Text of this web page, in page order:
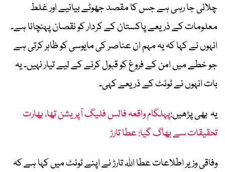
چلائی جا رہی ہے جس کا مقصد جھوٹے بیانیے اور غلط
معلومات کے ذریعے پاکستان کے کردار کو نقصان پہنچانا ہے۔
انہوں نے کہا کہ یہ مہم ان عناصر کی مایوسی کو ظاہر کرتی ہے
جو خطے میں امن کے فروغ کو قبول کرنے کے لیے تیار نہیں۔ یہ
بات انہوں نے ٹوئٹ کے ذریعے کہی۔
یہ بھی پڑھیں:پہلگام واقعہ فالس فلیگ آپریشن تھا، بھارت
تحقیقات سے بھاگ گیا: عطا تارڑ
وفاقی وزیر اطلاعات عطا اللہ تارڑ نے اپنے ٹوئٹ میں کہا ہے کہ